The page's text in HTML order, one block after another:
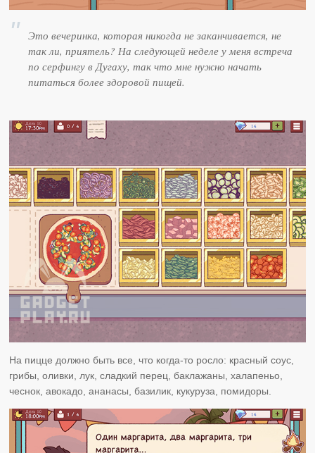
Это вечеринка, которая никогда не заканчивается, не
так ли, приятель? На следующей неделе у меня встреча
по серфингу в Дугаху, так что мне нужно начать
питаться более здоровой пищей.
На пицце должно быть все, что когда-то росло: красный соус,
грибы, оливки, лук, сладкий перец, баклажаны, халапеньо,
чеснок, авокадо, ананасы, базилик, кукуруза, помидоры.